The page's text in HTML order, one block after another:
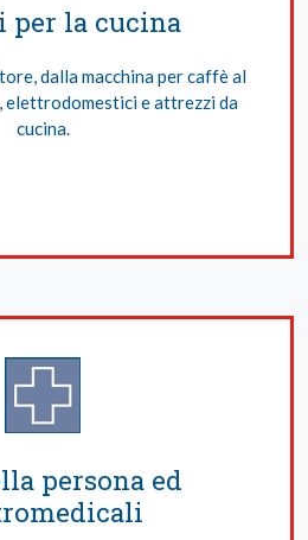
la cucina
dalla macchina per caffè al
elettrodomestici e attrezzi da
cucina.
persona ed